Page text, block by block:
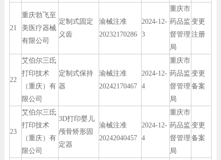
21
重庆勃飞至
美医疗器械
有限公司
定制式固定
义齿
渝械注准
20232170286
2024-12-
3
重庆市
药品监
督管理
局
变更
注册
22
艾伯尔三氐
打印技术
（重庆）有
限公司
定制式保持
器
渝械注准
20242170467
2024-12-
4
重庆市
药品监
督管理
局
变更
备案
23
艾伯尔三氐
打印技术
（重庆）有
限公司
3D打印婴儿
颅骨矫形固
定器
渝械注准
20242040457
2024-12-
4
重庆市
药品监
督管理
局
变更
备案